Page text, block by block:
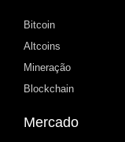
Bitcoin
Altcoins
Mineração
Blockchain
Mercado